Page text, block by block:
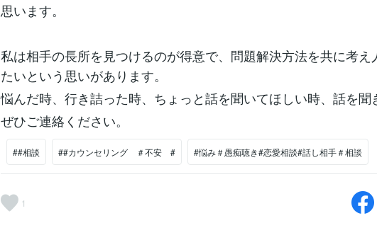
思います。
私は相手の長所を見つけるのが得意で、問題解決方法を共に考え
たいという思いがあります。
悩んだ時、行き詰った時、ちょっと話を聞いてほしい時、話を聞
ぜひご連絡ください。
##相談 ##カウンセリング ＃不安 # #悩み＃愚痴聴き#恋愛相談#話し相手＃相談
1